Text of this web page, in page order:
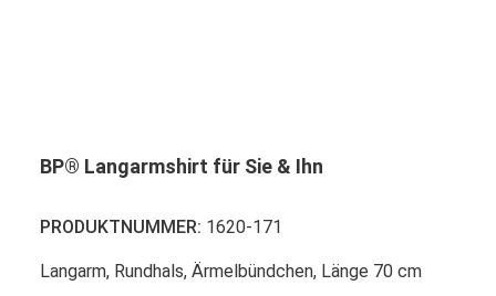
BP® Langarmshirt für Sie & Ihn
PRODUKTNUMMER: 1620-171
Langarm, Rundhals, Ärmelbündchen, Länge 70 cm